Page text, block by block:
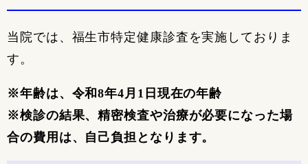
当院では、福生市特定健康診査を実施しておりま
す。
※年齢は、令和8年4月1日現在の年齢
※検診の結果、精密検査や治療が必要になった場
合の費用は、自己負担となります。